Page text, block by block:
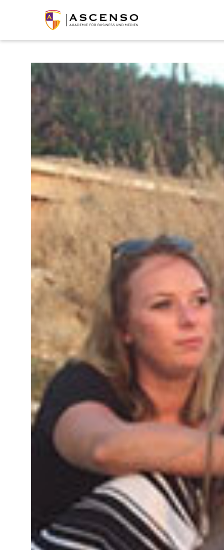
Studierende in den Semesterferien –